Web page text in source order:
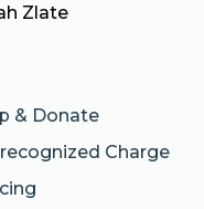
Zlate
& Donate
Charge